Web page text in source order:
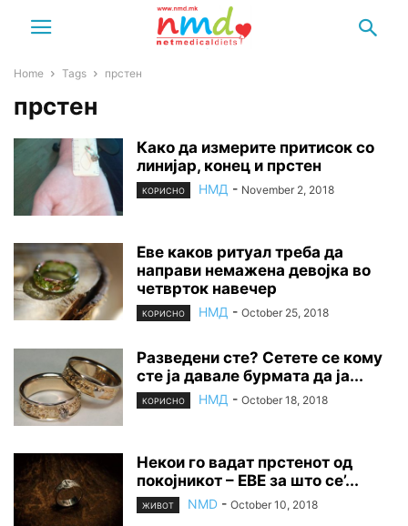
Home Tags прстен
прстен
Како да измерите притисок со
линијар, конец и прстен
КОРИСНО НМД - November 2, 2018
Еве каков ритуал треба да
направи немажена девојка во
четврток навечер
КОРИСНО НМД - October 25, 2018
Разведени сте? Сетете се кому
сте ја давале бурмата да ја...
КОРИСНО НМД - October 18, 2018
Некои го вадат прстенот од
покојникот – ЕВЕ за што се’...
ЖИВОТ NMD - October 10, 2018